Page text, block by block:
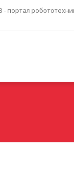
- портал